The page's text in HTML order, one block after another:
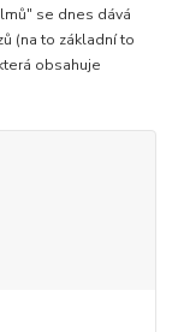
se dnes dává
(na to základní to
obsahuje